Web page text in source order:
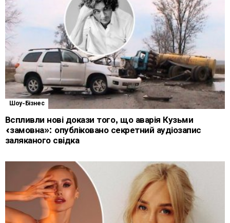
Шоу-Бізнес
Вспливли нові докази того, що аварія Кузьми
«замовна»: опубліковано секретний аудіозапис
заляканого свідка